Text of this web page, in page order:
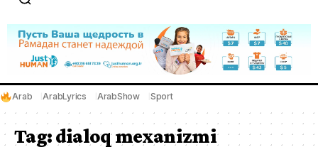
Arab ArabLyrics ArabShow Sport
Tag:dialoq mexanizmi